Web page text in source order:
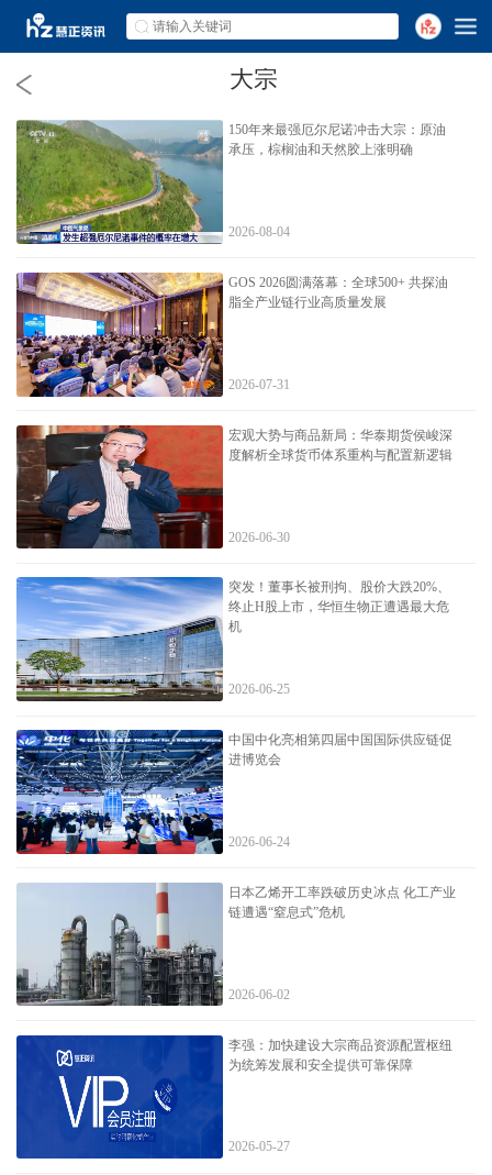
大宗
150年来最强厄尔尼诺冲击大宗：原油
承压，棕榈油和天然胶上涨明确
2026-08-04
GOS 2026圆满落幕：全球500+ 共探油
脂全产业链行业高质量发展
2026-07-31
宏观大势与商品新局：华泰期货侯峻深
度解析全球货币体系重构与配置新逻辑
2026-06-30
突发！董事长被刑拘、股价大跌20%、
终止H股上市，华恒生物正遭遇最大危
机
2026-06-25
中国中化亮相第四届中国国际供应链促
进博览会
2026-06-24
日本乙烯开工率跌破历史冰点 化工产业
链遭遇“窒息式”危机
2026-06-02
李强：加快建设大宗商品资源配置枢纽
为统筹发展和安全提供可靠保障
2026-05-27